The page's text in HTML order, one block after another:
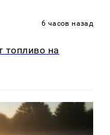
6 часов назад
топливо на